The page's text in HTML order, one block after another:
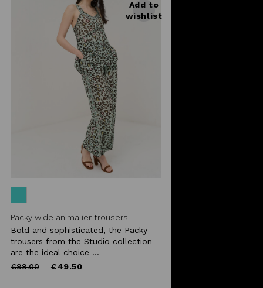
Add to
wishlist
Packy wide animalier trousers
Bold and sophisticated, the Packy
trousers from the Studio collection
are the ideal choice ...
Price
€99.00to €49.50